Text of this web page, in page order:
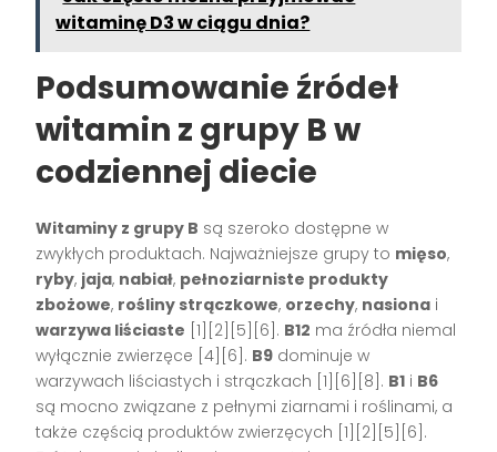
witaminę D3 w ciągu dnia?
Podsumowanie źródeł
witamin z grupy B w
codziennej diecie
Witaminy z grupy B są szeroko dostępne w
zwykłych produktach. Najważniejsze grupy to mięso,
ryby, jaja, nabiał, pełnoziarniste produkty
zbożowe, rośliny strączkowe, orzechy, nasiona i
warzywa liściaste [1][2][5][6]. B12 ma źródła niemal
wyłącznie zwierzęce [4][6]. B9 dominuje w
warzywach liściastych i strączkach [1][6][8]. B1 i B6
są mocno związane z pełnymi ziarnami i roślinami, a
także częścią produktów zwierzęcych [1][2][5][6].